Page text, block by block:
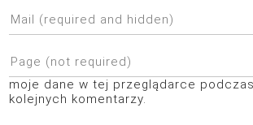
moje dane w tej przeglądarce
kolejnych komentarzy.